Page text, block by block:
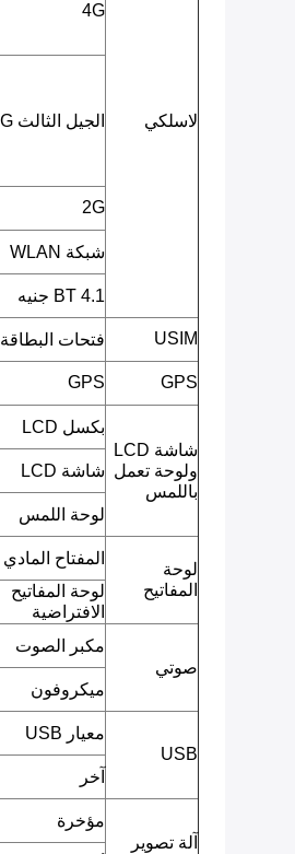
لاسلكي
4G
الجيل الثالث 3G
2G
شبكة WLAN
BT 4.1 جنيه
USIM فتحات البطاقة
GPS
GPS
شاشة LCD
ولوحة تعمل
باللمس
بكسل LCD
شاشة LCD
لوحة اللمس
لوحة
المفاتيح
المفتاح المادي
لوحة المفاتيح
الافتراضية
صوتي
مكبر الصوت
ميكروفون
USB
معيار USB
آخر
آلة تصوير
مؤخرة